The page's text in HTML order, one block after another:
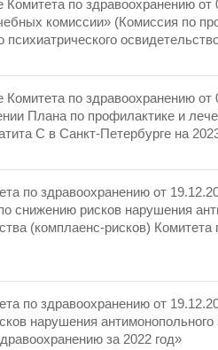
Комитета по здравоохранению
комиссии» (Комиссия по
психиатрического
Комитета по здравоохранению
Плана по профилактике и
С в Санкт-Петербурге на
по здравоохранению от
снижению рисков нарушения
(комплаенс-рисков)
по здравоохранению от
нарушения антимонопольного
за 2022 год»